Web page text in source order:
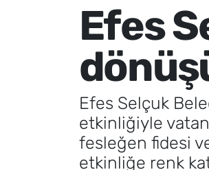
Efes
Efes Selçuk
etkinliğiyle
fesleğen fidesi
etkinliğe renk